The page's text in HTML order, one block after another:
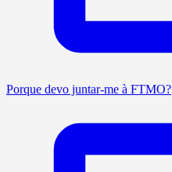
Porque devo juntar-me à FTMO?